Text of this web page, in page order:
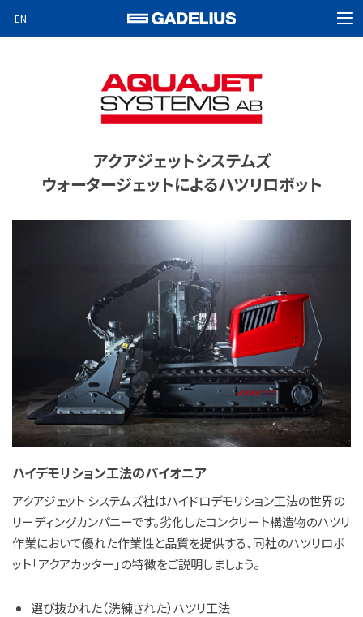
EN
ビデオニュース
Special projects
検索
JP EN
アクアジェットシステムズ
ウォータージェットによるハツリロボット
ハイデモリション工法のパイオニア
アクアジェット システムズ社はハイドロデモリション工法の世界の
リーディングカンパニーです。劣化したコンクリート構造物のハツリ
作業において優れた作業性と品質を提供する、同社のハツリロボ
ット「アクアカッター」の特徴をご説明しましょう。
選び抜かれた（洗練された）ハツリ工法